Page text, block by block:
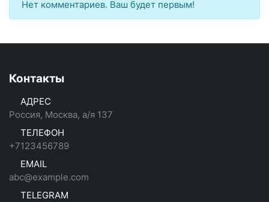
Нет комментариев. Ваш будет первым!
Контакты
АДРЕС
Россия, Москва, а/я 137
ТЕЛЕФОН
+7123456789
EMAIL
abc@example.com
TELEGRAM